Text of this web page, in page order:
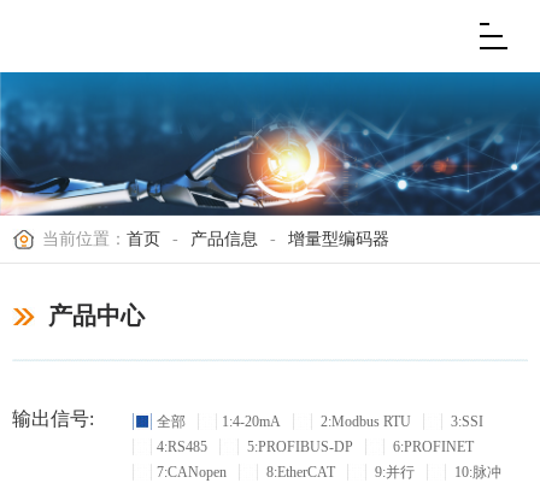
当前位置： 首页 - 产品信息 - 增量型编码器
产品中心
输出信号: 全部 1:4-20mA 2:Modbus RTU
3:SSI
4:RS485
5:PROFIBUS-DP
6:PROFINET
7:CANopen
8:EtherCAT 9:并行
10:脉冲